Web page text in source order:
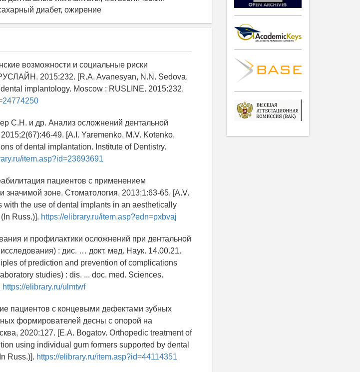
диабет, ожирение
возможности и социальные риски
2015:232. [R.A. Avanesyan, N.N. Sedova.
implantology. Moscow : RUSLINE. 2015:232.
С.Н. и др. Анализ осложнений дентальной
49. [A.I. Yaremenko, M.V. Kotenko,
of dental implantation. Institute of Dentistry.
item.asp?id=23693691
пациентов с применением
значимой зоне. Стоматология. 2013;1:63-65. [A.V.
the use of dental implants in an aesthetically
Russ.)]. https://elibrary.ru/item.asp?edn=pxbvaj
и профилактики осложнений при дентальной
: дис. … докт. мед. Наук. 14.00.21.
of prediction and prevention of complications
studies) : dis. ... doc. med. Sciences.
https://elibrary.ru/ulmtwf
пациентов c концевыми дефектами зубных
формирователей десны с опорой на
2020:127. [E.A. Bogatov. Orthopedic treatment of
using individual gum formers supported by dental
Russ.)]. https://elibrary.ru/item.asp?id=44114351